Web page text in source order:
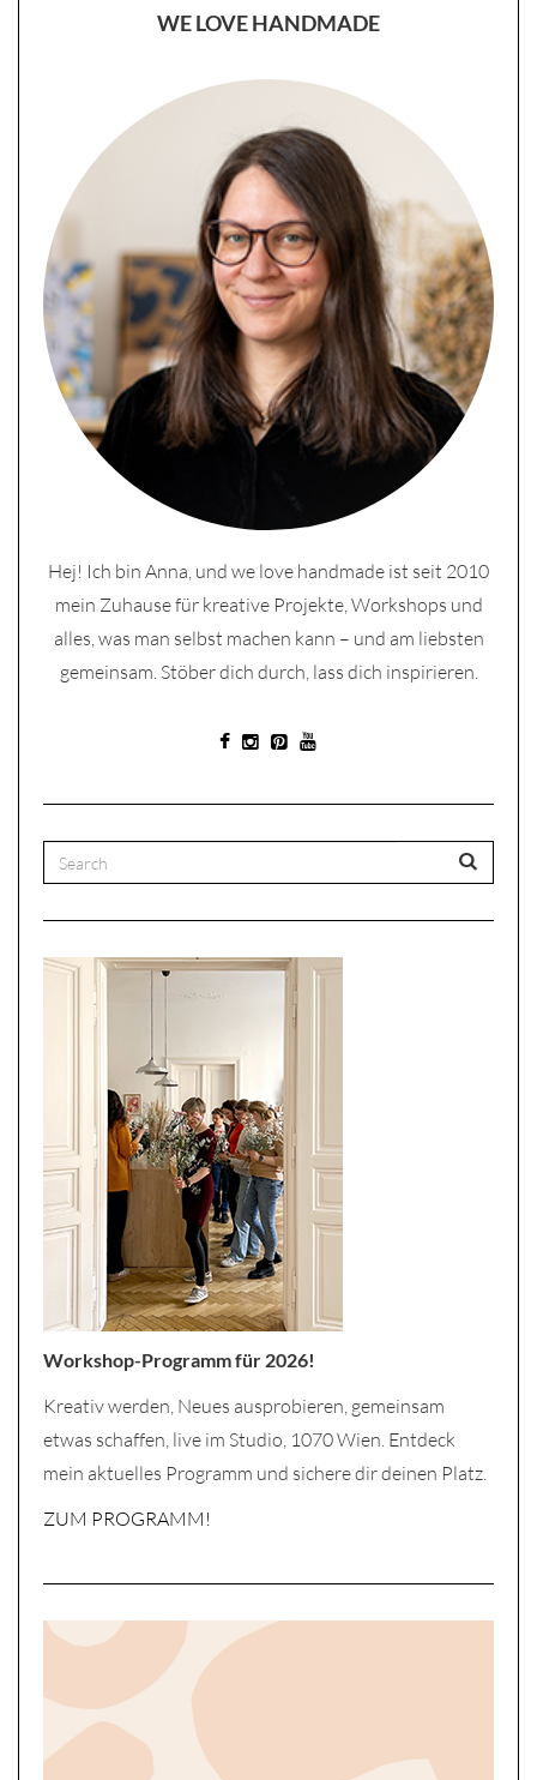
WE LOVE HANDMADE
Hej! Ich bin Anna, und we love handmade ist seit 2010
mein Zuhause für kreative Projekte, Workshops und
alles, was man selbst machen kann – und am liebsten
gemeinsam. Stöber dich durch, lass dich inspirieren.
Workshop-Programm für 2026!
Kreativ werden, Neues ausprobieren, gemeinsam
etwas schaffen, live im Studio, 1070 Wien. Entdeck
mein aktuelles Programm und sichere dir deinen Platz.
ZUM PROGRAMM!